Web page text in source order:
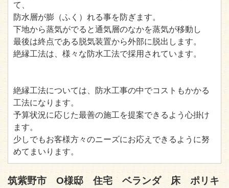
て、
防水層が膨（ふく）れる事を防ぎます。
下地から蒸気がでると通気層のなかを蒸気が移動し
最後は終点である脱気装置から外部に脱出します。
絶縁工法は、様々な防水工法で採用されています。
絶縁工法については、防水工事の中でコストもかかる
工法になります。
予算状況に応じた最善の施工を提案できるよう心掛け
ます。
少しでもお客様方々のニーズにお応えできるように努
めてまいります。
筑紫野市 O様邸 住宅 ベランダ 床 ポリキ